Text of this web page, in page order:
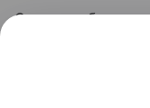
Сэнгер добавил,
защиты с